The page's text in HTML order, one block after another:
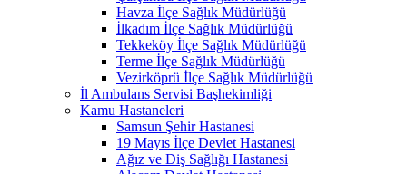
Havza İlçe Sağlık Müdürlüğü
İlkadım İlçe Sağlık Müdürlüğü
Tekkeköy İlçe Sağlık Müdürlüğü
Terme İlçe Sağlık Müdürlüğü
Vezirköprü İlçe Sağlık Müdürlüğü
İl Ambulans Servisi Başhekimliği
Kamu Hastaneleri
Samsun Şehir Hastanesi
19 Mayıs İlçe Devlet Hastanesi
Ağız ve Diş Sağlığı Hastanesi